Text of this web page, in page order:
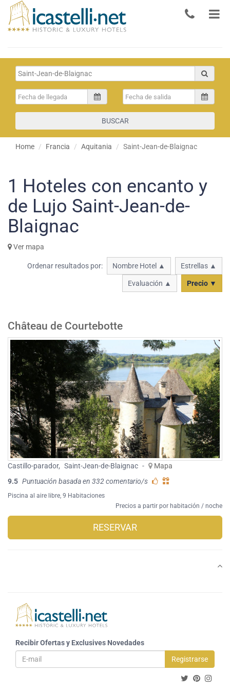
BUSCAR
Home Francia Aquitania Saint-Jean-de-Blaignac
1 Hoteles con encanto y
de Lujo Saint-Jean-de-
Blaignac
Ver mapa
Ordenar resultados por: Nombre Hotel ▲ Estrellas ▲
Evaluación ▲ Precio ▼
Château de Courtebotte
Castillo-parador, Saint-Jean-de-Blaignac -
Mapa
9.5 Puntuación basada en 332 comentario/s
Piscina al aire libre , 9 Habitaciones
Precios a partir por habitación / noche
RESERVAR
Recibir Ofertas y Exclusives Novedades
Registrarse